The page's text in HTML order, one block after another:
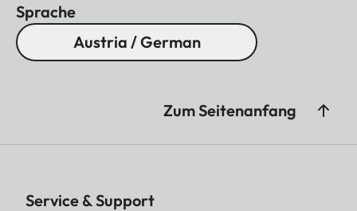
Sprache
Austria / German
Zum Seitenanfang
Service & Support